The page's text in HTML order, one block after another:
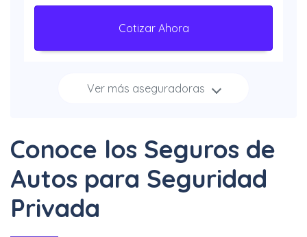
Cotizar Ahora
Increíbles
Cotizar Ahora
Ver más aseguradoras
Conoce los Seguros de
Autos para Seguridad
Privada